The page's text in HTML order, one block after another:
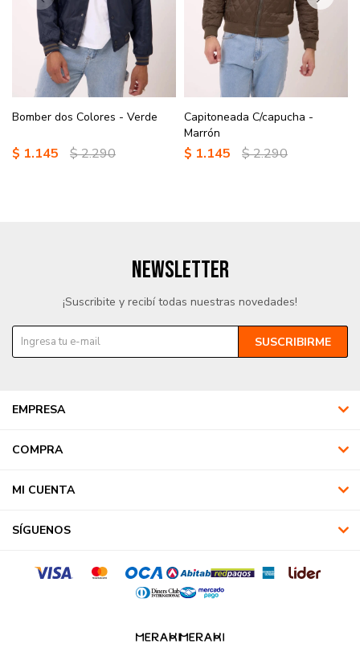
Bomber dos Colores - Verde
$ 1.145 $2.290
Capitoneada C/capucha -
Marrón
$ 1.145 $2.290
EMPRESA
COMPRA
MI CUENTA
SÍGUENOS
NEWSLETTER
¡Suscribite y recibí todas nuestras novedades!
SUSCRIBIRME